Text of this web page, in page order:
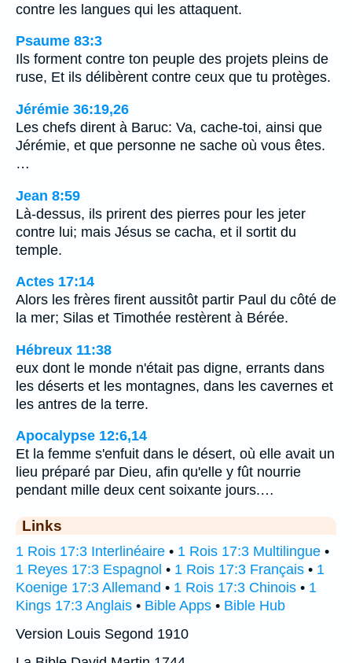
contre les langues qui les attaquent.
Psaume 83:3
Ils forment contre ton peuple des projets pleins de
ruse, Et ils délibèrent contre ceux que tu protèges.
Jérémie 36:19,26
Les chefs dirent à Baruc: Va, cache-toi, ainsi que
Jérémie, et que personne ne sache où vous êtes.
…
Jean 8:59
Là-dessus, ils prirent des pierres pour les jeter
contre lui; mais Jésus se cacha, et il sortit du
temple.
Actes 17:14
Alors les frères firent aussitôt partir Paul du côté de
la mer; Silas et Timothée restèrent à Bérée.
Hébreux 11:38
eux dont le monde n'était pas digne, errants dans
les déserts et les montagnes, dans les cavernes et
les antres de la terre.
Apocalypse 12:6,14
Et la femme s'enfuit dans le désert, où elle avait un
lieu préparé par Dieu, afin qu'elle y fût nourrie
pendant mille deux cent soixante jours.…
Links
1 Rois 17:3 Interlinéaire • 1 Rois 17:3 Multilingue •
1 Reyes 17:3 Espagnol • 1 Rois 17:3 Français • 1
Koenige 17:3 Allemand • 1 Rois 17:3 Chinois • 1
Kings 17:3 Anglais • Bible Apps • Bible Hub
Version Louis Segond 1910